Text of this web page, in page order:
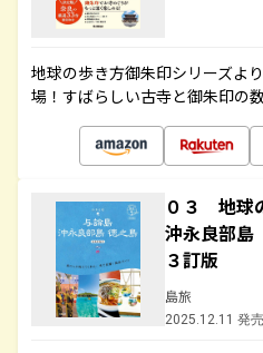
地球の歩き方御朱印シリーズよ
場！すばらしい古寺と御朱印の
０３ 地
沖永良部
３訂版
島旅
2025.12.11 発売